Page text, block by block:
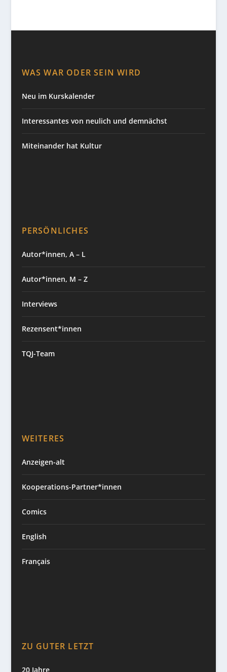
WAS WAR ODER SEIN WIRD
Neu im Kurskalender
Interessantes von neulich und demnächst
Miteinander hat Kultur
PERSÖNLICHES
Autor*innen, A – L
Autor*innen, M – Z
Interviews
Rezensent*innen
TQJ-Team
WEITERES
Anzeigen-alt
Kooperations-Partner*innen
Comics
English
Français
ZU GUTER LETZT
20 Jahre